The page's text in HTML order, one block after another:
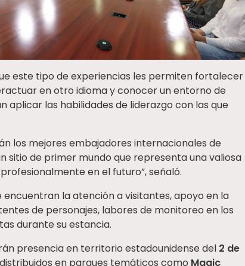
este tipo de experiencias les permiten fortalecer
en otro idioma y conocer un entorno de
aplicar las habilidades de liderazgo con las que
los mejores embajadores internacionales de
sitio de primer mundo que representa una valiosa
en el futuro”, señaló.
la atención a visitantes, apoyo en la
de personajes, labores de monitoreo en los
durante su estancia.
presencia en territorio estadounidense del 2 de
en parques temáticos como Magic